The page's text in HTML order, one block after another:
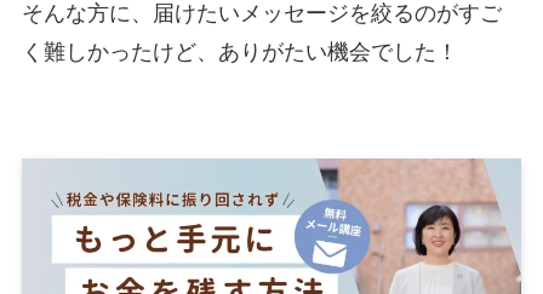
そんな方に、届けたいメッセージを絞るのがすご
く難しかったけど、ありがたい機会でした！